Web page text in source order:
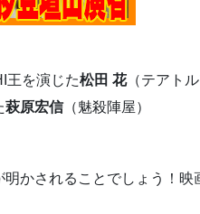
王を演じた松田 花（テアト
萩原宏信（魅殺陣屋）
かされることでしょう！